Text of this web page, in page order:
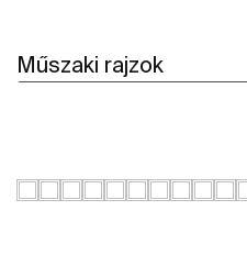
Műszaki rajzok